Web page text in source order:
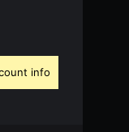
info.